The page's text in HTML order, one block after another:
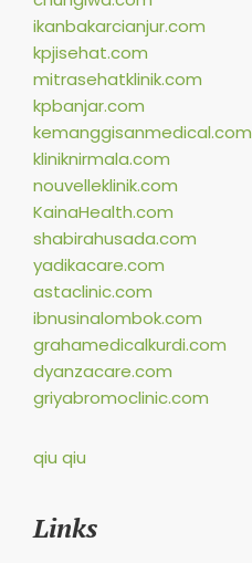
ikanbakarcianjur.com
kpjisehat.com
mitrasehatklinik.com
kpbanjar.com
kemanggisanmedical.com
kliniknirmala.com
nouvelleklinik.com
KainaHealth.com
shabirahusada.com
yadikacare.com
astaclinic.com
ibnusinalombok.com
grahamedicalkurdi.com
dyanzacare.com
griyabromoclinic.com
qiu qiu
Links